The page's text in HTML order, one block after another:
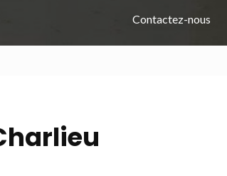
Contactez-nous